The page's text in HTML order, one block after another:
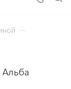
—
Альба